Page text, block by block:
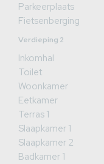
Parkeerplaats
Fietsenberging
Verdieping 2
Inkomhal
Toilet
Woonkamer
Eetkamer
Terras 1
Slaapkamer 1
Slaapkamer 2
Badkamer 1